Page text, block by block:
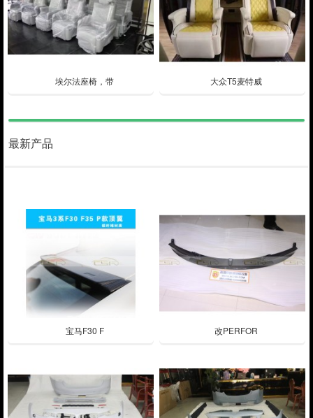
埃尔法座椅，带 大众T5麦特威
最新产品
宝马F30 F 改PERFOR